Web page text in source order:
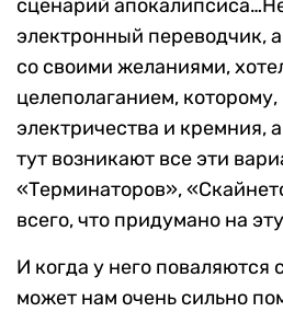
сценарий
электронный переводчик,
со своими желаниями,
целеполаганием,
электричества и кремния,
тут возникают все эти
«Терминаторов»,
всего, что придумано на
И когда у него поваляются
может нам очень сильно